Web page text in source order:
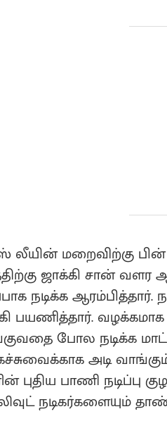
லீயின் மறைவிற்கு
ஜாக்கி சான் வளர
நடிக்க
பயணித்தார்.
போல நடிக்க
அடி
புதிய பாணி நடிப்பு
நடிகர்களையும்